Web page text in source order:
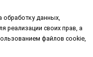
обработку данных,
реализации своих прав, а
файлов cookie,